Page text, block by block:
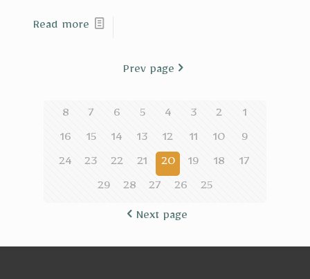
Read more
Prev page
1
2
3
4
5
6
7
8
9
10
11
12
13
14
15
16
17
18
19
20
21
22
23
24
25
26
27
28
29
Next page